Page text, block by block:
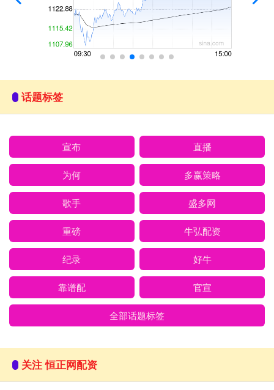
话题标签
宣布 直播
为何 多赢策略
歌手 盛多网
重磅 牛弘配资
纪录 好牛
靠谱配 官宣
全部话题标签
关注 恒正网配资